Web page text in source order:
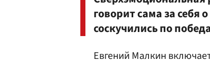
говорит сама за себя
соскучились по
Евгений Малкин